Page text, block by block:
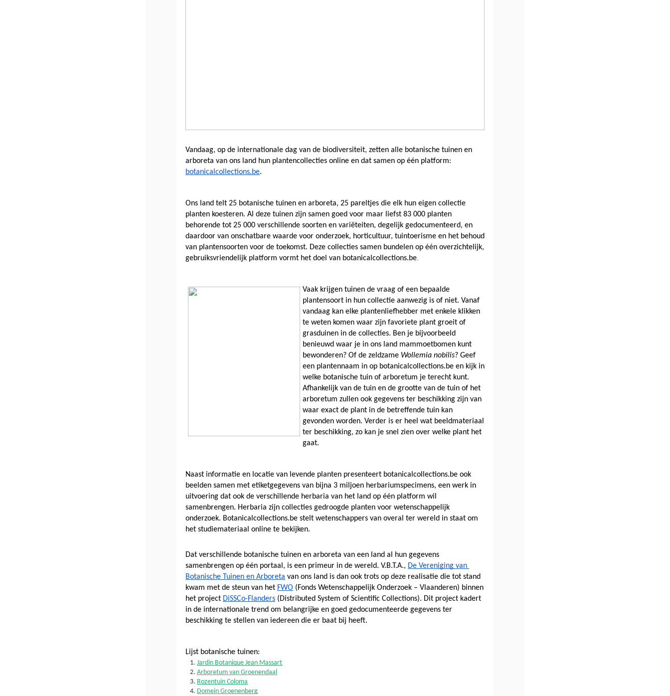
Vandaag, op de internationale dag van de biodiversiteit, zetten alle botanische tuinen en
botanicalcollections.be.
Ons land telt 25 botanische tuinen en arboreta, 25 pareltjes die elk hun eigen collectie
planten koesteren. Al deze tuinen zijn samen goed voor maar liefst 83 000 planten
behorende tot 25 000 verschillende soorten en variëteiten, degelijk gedocumenteerd, en
daardoor van onschatbare waarde voor onderzoek, horticultuur, tuintoerisme en het behoud
van plantensoorten voor de toekomst. Deze collecties samen bundelen op één overzichtelijk,
gebruiksvriendelijk platform vormt het doel van botanicalcollections.be
Vaak krijgen tuinen de vraag of een bepaalde
plantensoort in hun collectie aanwezig is of niet. Vanaf
vandaag kan elke plantenliefhebber met enkele klikken
te weten komen waar zijn favoriete plant groeit of
grasduinen in de collecties. Ben je bijvoorbeeld
benieuwd waar je in ons land mammoetbomen kunt
bewonderen? Of de zeldzame Wollemia nobilis? Geef
een plantennaam in op botanicalcollections.be en kijk in
welke botanische tuin of arboretum je terecht kunt.
Afhankelijk van de tuin en de grootte van de tuin of het
arboretum zullen ook gegevens ter beschikking zijn van
waar exact de plant in de betreffende tuin kan
gevonden worden. Verder is er heel wat beeldmateriaal
ter beschikking, zo kan je snel zien over welke plant het
gaat.
Naast informatie en locatie van levende planten presenteert botanicalcollections.be ook
beelden samen met etiketgegevens van bijna 3 miljoen herbariumspecimens, een werk in
uitvoering dat ook de verschillende herbaria van het land op één platform wil
samenbrengen. Herbaria zijn collecties gedroogde planten voor wetenschappelijk
onderzoek. Botanicalcollections.be stelt wetenschappers van overal ter wereld in staat om
het studiemateriaal online te bekijken.
Dat verschillende botanische tuinen en arboreta van een land al hun gegevens
samenbrengen op één portaal, is een primeur in de wereld. V.B.T.A., De Vereniging van
Botanische Tuinen en Arboreta van ons land is dan ook trots op deze realisatie die tot stand
kwam met de steun van het FWO (Fonds Wetenschappelijk Onderzoek – Vlaanderen) binnen
het project DiSSCo-Flanders (Distributed System of Scientific Collections). Dit project kadert
in de internationale trend om belangrijke en goed gedocumenteerde gegevens ter
beschikking te stellen van iedereen die er baat bij heeft.
Lijst botanische tuinen:
Jardin Botanique Jean Massart
Arboretum van Groenendaal
Rozentuin Coloma
Domein Groenenberg